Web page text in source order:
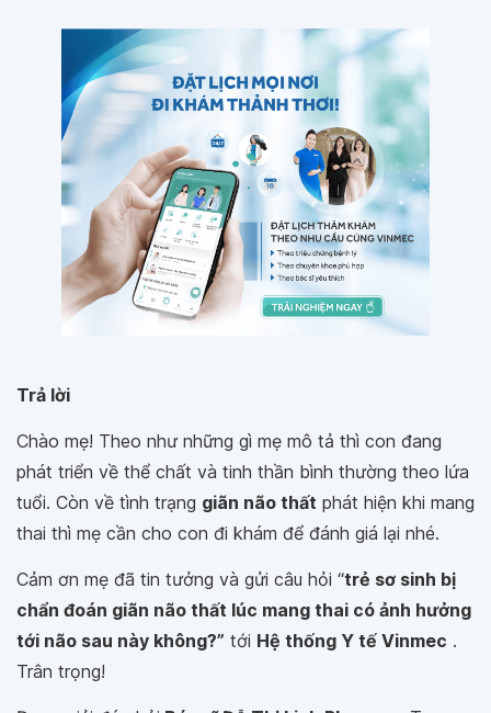
Trả lời
Chào mẹ! Theo như những gì mẹ mô tả thì con đang
phát triển về thể chất và tinh thần bình thường theo lứa
tuổi. Còn về tình trạng giãn não thất phát hiện khi mang
thai thì mẹ cần cho con đi khám để đánh giá lại nhé.
Cảm ơn mẹ đã tin tưởng và gửi câu hỏi “trẻ sơ sinh bị
chẩn đoán giãn não thất lúc mang thai có ảnh hưởng
tới não sau này không?” tới Hệ thống Y tế Vinmec .
Trân trọng!